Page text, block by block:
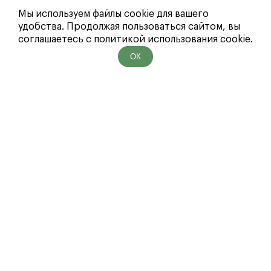
Мы используем файлы cookie для вашего
удобства. Продолжая пользоваться сайтом, вы
соглашаетесь с политикой использования cookie.
ОК